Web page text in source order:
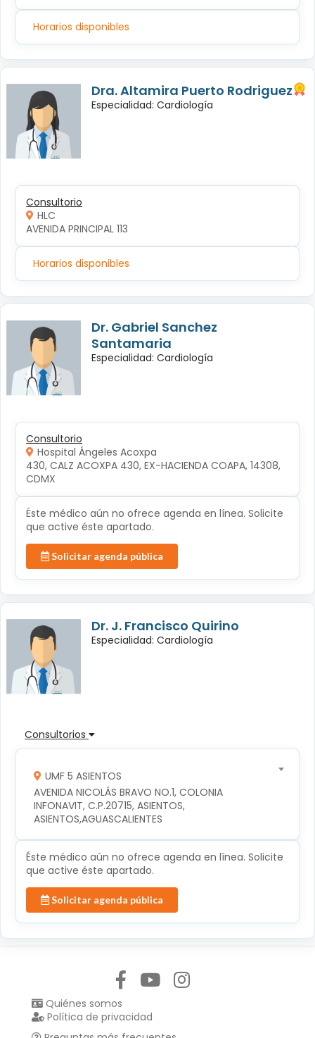
Horarios disponibles
Dra. Altamira Puerto Rodriguez
Especialidad: Cardiología
Consultorio
HLC
AVENIDA PRINCIPAL 113
Horarios disponibles
Dr. Gabriel Sanchez
Santamaria
Especialidad: Cardiología
Consultorio
Hospital Ángeles Acoxpa
430, CALZ ACOXPA 430, EX-HACIENDA COAPA, 14308,
CDMX
Éste médico aún no ofrece agenda en línea. Solicite
que active éste apartado.
Solicitar agenda pública
Dr. J. Francisco Quirino
Especialidad: Cardiología
Consultorios
UMF 5 ASIENTOS
AVENIDA NICOLÁS BRAVO NO.1, COLONIA
INFONAVIT, C.P.20715, ASIENTOS,
ASIENTOS,AGUASCALIENTES
Éste médico aún no ofrece agenda en línea. Solicite
que active éste apartado.
Solicitar agenda pública
Quiénes somos
Política de privacidad